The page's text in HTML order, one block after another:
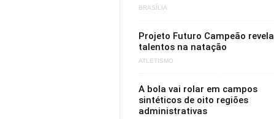
BRASÍLIA
Projeto Futuro Campeão revela
talentos na natação
ATLETISMO
A bola vai rolar em campos
sintéticos de oito regiões
administrativas